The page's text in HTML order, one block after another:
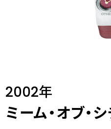
2002年
ミーム・オブ・